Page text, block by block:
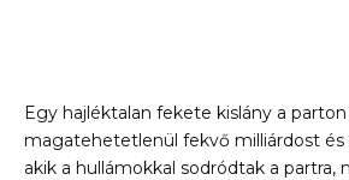
Egy hajléktalan fekete kislány a
magatehetetlenül fekvő milliárdost
akik a hullámokkal sodródtak a partra,